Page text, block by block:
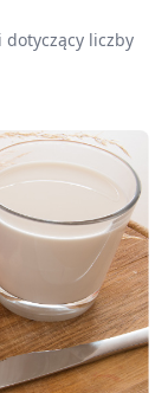
dotyczący liczby